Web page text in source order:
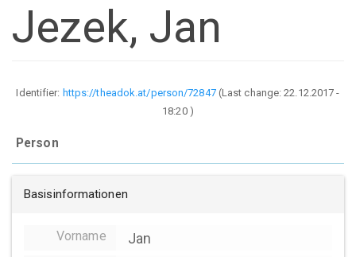
Jezek, Jan
Identifier: https://theadok.at/person/72847(Last change:22.12.2017 -
18:20)
Person
Basisinformationen
Vorname Jan